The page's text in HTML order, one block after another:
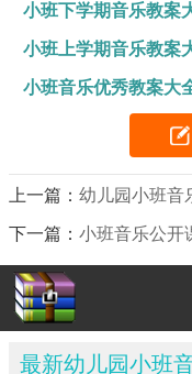
小班下学期音乐教案
小班上学期音乐教案
小班音乐优秀教案大
上一篇：幼儿园小班音
下一篇：小班音乐公开
最新幼儿园小班